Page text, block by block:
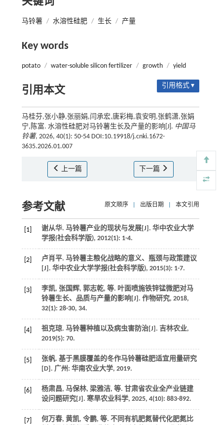
马铃薯 / 水溶性硅肥 / 生长 / 产量
Key words
potato / water-soluble silicon fertilizer / growth / yield
引用本文 引用格式 ▾
马桂芬,张小静,张丽娟,闫承宏,唐彩梅,袁安明,张鹤潇,张娟
宁,陈富. 水溶性硅肥对马铃薯生长及产量的影响[J]. 中国马
铃薯, 2026, 40(1): 50-54 DOI:10.19918/j.cnki.1672-
3635.2026.01.007
上一篇 下一篇
参考文献 原文顺序 出版日期 本文引用
[1] 谢从华. 马铃薯产业的现状与发展[J]. 华中农业大学
学报(社会科学版), 2012(1): 1-4.
[2]
卢肖平. 马铃薯主粮化战略的意义、瓶颈与政策建议
[J]. 华中农业大学学报(社会科学版), 2015(3): 1-7.
[3] 李凯, 张国辉, 郭志乾, 等. 叶面喷施铁锌锰微肥对马
铃薯生长、品质与产量的影响[J]. 作物研究, 2018,
32(1): 28-30, 34.
[4] 祖克琼. 马铃薯种植以及病虫害防治[J]. 吉林农业,
2019(5): 70.
[5] 张帆. 基于黑膜覆盖的冬作马铃薯硅肥适宜用量研究
[D]. 广州: 华南农业大学, 2019.
[6] 杨肃昌, 马保林, 梁雅洁, 等. 甘肃省农业全产业链建
设问题研究[J]. 寒旱农业科学, 2025, 4(10): 883-892.
[7] 何万春, 黄凯, 令鹏, 等. 不同有机肥氮替代化肥氮比